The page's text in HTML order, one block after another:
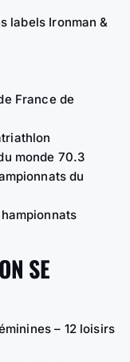
labels Ironman &
France de
monde 70.3
du
SE
– 12 loisirs